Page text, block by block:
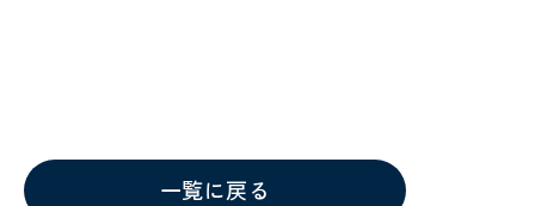
一覧に戻る